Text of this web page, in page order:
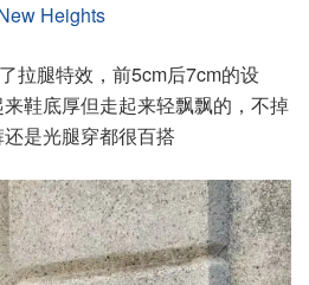
Heights
拉腿特效，前5cm后7cm的设
鞋底厚但走起来轻飘飘的，不掉
是光腿穿都很百搭